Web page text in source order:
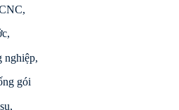
nghiệp,
gói